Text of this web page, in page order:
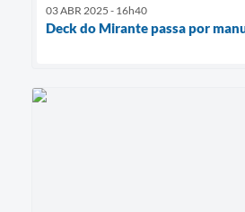
03 ABR 2025 - 16h40
Deck do Mirante passa por